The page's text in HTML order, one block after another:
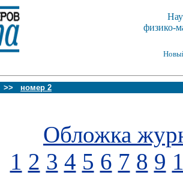
физико-
>> номер 2
Обложка
1 2 3 4 5 6 7 8 9